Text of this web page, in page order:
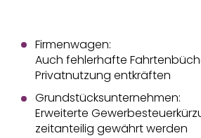
Firmenwagen:
Auch fehlerhafte
Privatnutzung entkräften
Grundstücksunternehmen:
Erweiterte
zeitanteilig gewährt werden